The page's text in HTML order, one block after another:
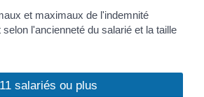
et maximaux de l'indemnité
l'ancienneté du salarié et la taille
salariés ou plus